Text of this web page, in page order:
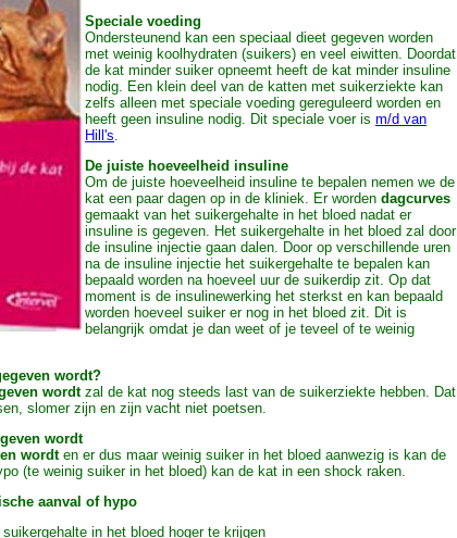
Speciale voeding
Ondersteunend kan een speciaal dieet gegeven worden
met weinig koolhydraten (suikers) en veel eiwitten. Doordat
de kat minder suiker opneemt heeft de kat minder insuline
nodig. Een klein deel van de katten met suikerziekte kan
zelfs alleen met speciale voeding gereguleerd worden en
heeft geen insuline nodig. Dit speciale voer is m/d van
Hill's
De juiste hoeveelheid insuline
Om de juiste hoeveelheid insuline te bepalen nemen we de
kat een paar dagen op in de kliniek. Er worden dagcurves
gemaakt van het suikergehalte in het bloed nadat er
insuline is gegeven. Het suikergehalte in het bloed zal door
de insuline injectie gaan dalen. Door op verschillende uren
na de insuline injectie het suikergehalte te bepalen kan
bepaald worden na hoeveel uur de suikerdip zit. Op dat
moment is de insulinewerking het sterkst en kan bepaald
worden hoeveel suiker er nog in het bloed zit. Dit is
belangrijk omdat je dan weet of je teveel of te weinig
wordt?
wordtzal de kat nog steeds last van de suikerziekte hebben. Dat
slomer zijn en zijn vacht niet poetsen.
wordt
wordten er dus maar weinig suiker in het bloed aanwezig is kan de
(te weinig suiker in het bloed) kan de kat in een shock raken.
aanval of hypo
in het bloed hoger te krijgen